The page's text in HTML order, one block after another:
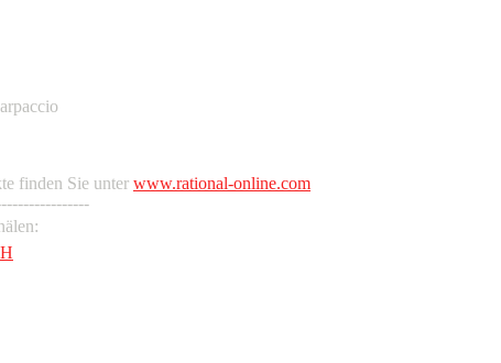
finden Sie unter www.rational-online.com